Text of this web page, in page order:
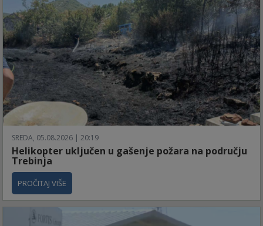
SREDA, 05.08.2026 | 20:19
Helikopter uključen u gašenje požara na području
Trebinja
PROČITAJ VIŠE